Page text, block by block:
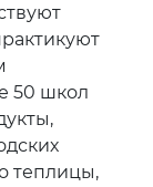
50 школ
теплицы,